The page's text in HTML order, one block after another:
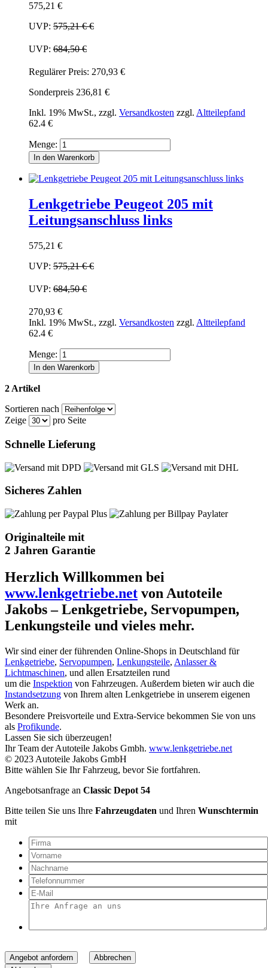
575,21 €
UVP: 575,21 €€
UVP: 684,50 €
Regulärer Preis: 270,93 €
Sonderpreis 236,81 €
Inkl. 19% MwSt., zzgl. Versandkosten zzgl. Altteilepfand
62.4 €
Menge:
In den Warenkorb
Lenkgetriebe Peugeot 205 mit
Leitungsanschluss links
575,21 €
UVP: 575,21 €€
UVP: 684,50 €
270,93 €
Inkl. 19% MwSt., zzgl. Versandkosten zzgl. Altteilepfand
62.4 €
Menge:
In den Warenkorb
2 Artikel
Sortieren nach
Zeige
pro Seite
Schnelle Lieferung
Sicheres Zahlen
Originalteile mit
2 Jahren Garantie
Herzlich Willkommen bei
www.lenkgetriebe.net von Autoteile
Jakobs – Lenkgetriebe, Servopumpen,
Lenkungsteile und vieles mehr.
Wir sind einer der führenden Online-Shops in Deutschland für
Lenkgetriebe, Servopumpen, Lenkungsteile, Anlasser &
Lichtmaschinen, und allen Ersatzteilen rund
um die Inspektion von Fahrzeugen. Außerdem bieten wir auch die
Instandsetzung von Ihrem alten Lenkgetriebe in unserem eigenen
Werk an.
Besondere Preisvorteile und Extra-Service bekommen Sie von uns
als Profikunde.
Lassen Sie sich überzeugen!
Ihr Team der Autoteile Jakobs Gmbh. www.lenkgetriebe.net
© 2023 Autoteile Jakobs GmbH
Bitte wählen Sie Ihr Fahrzeug, bevor Sie fortfahren.
Angebotsanfrage an Classic Depot 54
Bitte teilen Sie uns Ihre Fahrzeugdaten und Ihren Wunschtermin
mit
Angebot anfordern
Abbrechen